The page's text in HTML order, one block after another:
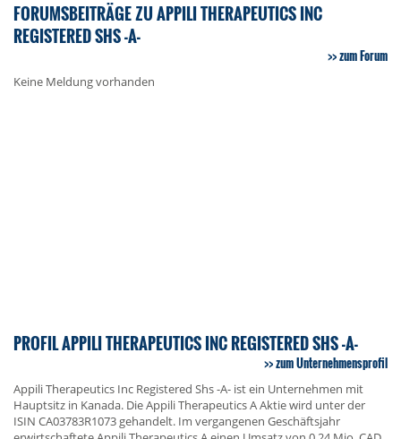
FORUMSBEITRÄGE ZU APPILI THERAPEUTICS INC
REGISTERED SHS -A-
zum Forum
Keine Meldung vorhanden
PROFIL APPILI THERAPEUTICS INC REGISTERED SHS -A-
zum Unternehmensprofil
Appili Therapeutics Inc Registered Shs -A- ist ein Unternehmen mit
Hauptsitz in Kanada. Die Appili Therapeutics A Aktie wird unter der
ISIN CA03783R1073 gehandelt. Im vergangenen Geschäftsjahr